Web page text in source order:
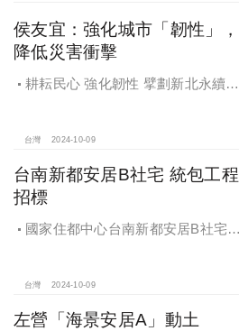
侯友宜：強化城市「韌性」，
降低災害衝擊
耕耘民心 強化韌性 擘劃新北永續宜
台灣 2024-10-09
台南新都安居B社宅 統包工程
招標
國家住都中心台南新都安居B社宅
台灣 2024-10-09
左營「海景安居A」動土